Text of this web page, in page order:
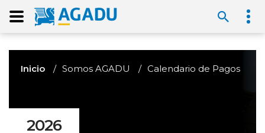
Inicio Somos AGADU Calendario de Pagos
2026